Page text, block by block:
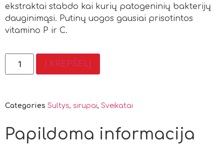
ekstraktai stabdo kai kurių patogeninių bakterijų
dauginimąsi. Putinų uogos gausiai prisotintos
vitamino P ir C.
Į KREPŠELĮ
Categories Sultys, sirupai, Sveikatai
Papildoma informacija